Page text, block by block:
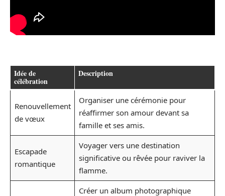
Idée de
célébration
Description
Renouvellement
de vœux
Organiser une cérémonie pour
réaffirmer son amour devant sa
famille et ses amis.
Escapade
romantique
Voyager vers une destination
significative ou rêvée pour raviver la
flamme.
Créer un album photographique